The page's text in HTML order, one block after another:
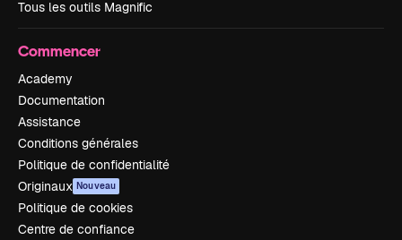
Tous les outils Magnific
Commencer
Academy
Documentation
Assistance
Conditions générales
Politique de confidentialité
Originaux Nouveau
Politique de cookies
Centre de confiance